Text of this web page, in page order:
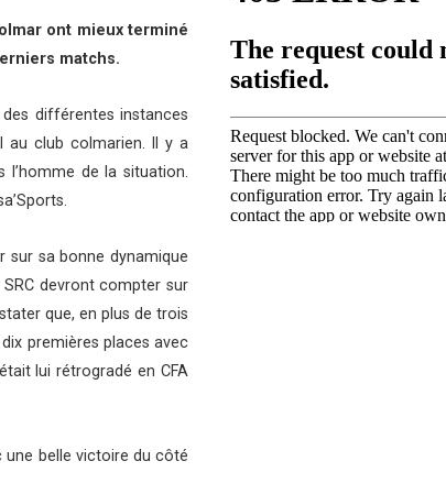
ont mieux terminé
matchs.
différentes instances
au club colmarien. Il y a
l’homme de la situation.
sur sa bonne dynamique
devront compter sur
que, en plus de trois
premières places avec
lui rétrogradé en CFA
une belle victoire du côté